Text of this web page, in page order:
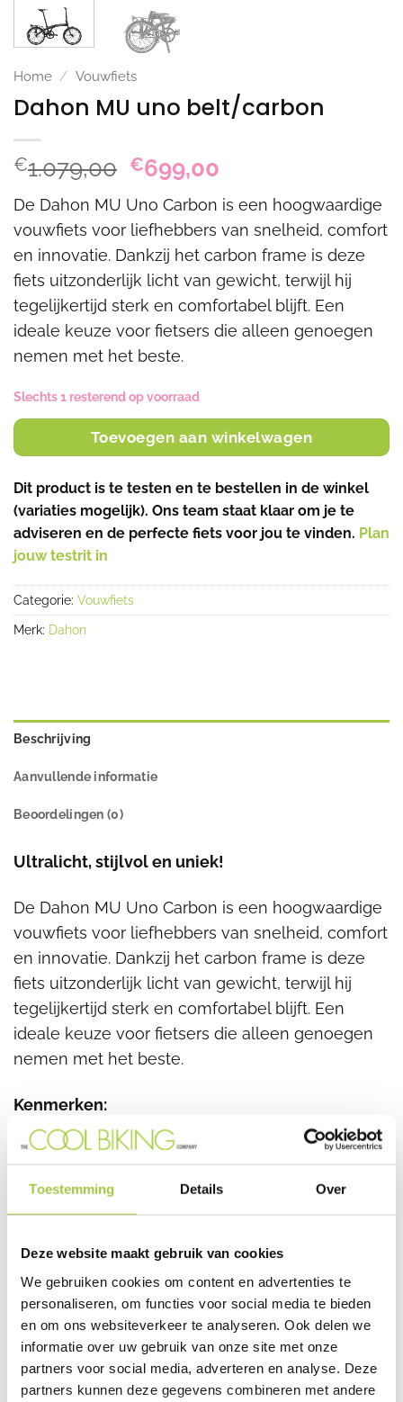
Toestemming Details Over
Deze website maakt gebruik van cookies
We gebruiken cookies om content en advertenties te
personaliseren, om functies voor social media te bieden
en om ons websiteverkeer te analyseren. Ook delen we
informatie over uw gebruik van onze site met onze
partners voor social media, adverteren en analyse. Deze
partners kunnen deze gegevens combineren met andere
Home / Vouwfiets
Dahon MU uno belt/carbon
€1.079,00 Oorspronkelijke
was:
€1.079,00.
€699,00Huidige
prijs
is:
€699,00.
De Dahon MU Uno Carbon is een hoogwaardige
vouwfiets voor liefhebbers van snelheid, comfort
en innovatie. Dankzij het carbon frame is deze
fiets uitzonderlijk licht van gewicht, terwijl hij
tegelijkertijd sterk en comfortabel blijft. Een
ideale keuze voor fietsers die alleen genoegen
nemen met het beste.
Slechts 1 resterend op voorraad
Toevoegen aan winkelwagen
Dit product is te testen en te bestellen in de winkel
(variaties mogelijk). Ons team staat klaar om je te
adviseren en de perfecte fiets voor jou te vinden. Plan
jouw testrit in
Categorie: Vouwfiets
Merk: Dahon
Beschrijving
Aanvullende informatie
Beoordelingen (0)
Ultralicht, stijlvol en uniek!
De Dahon MU Uno Carbon is een hoogwaardige
vouwfiets voor liefhebbers van snelheid, comfort
en innovatie. Dankzij het carbon frame is deze
fiets uitzonderlijk licht van gewicht, terwijl hij
tegelijkertijd sterk en comfortabel blijft. Een
ideale keuze voor fietsers die alleen genoegen
nemen met het beste.
Kenmerken:
De Dahon MU Uno Carbon is uitgevoerd met
Speed Shimano naaf en een belt drive. Deze
laag totaalgewicht en een comfortabele
rijervaring. De fiets beschikt over een compact
vouwsysteem, 20 inch wielen en een strak,
modern design. Dankzij de hoogwaardige
afwerking en duurzame materialen combineert
deze vouwfiets prestaties met exclusiviteit.